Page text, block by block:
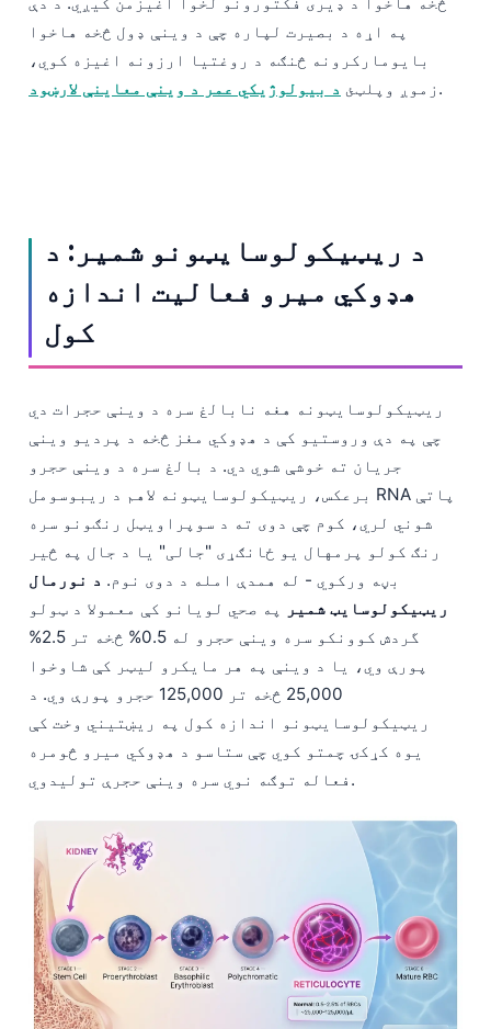
په اړه د بصیرت لپاره چې د وینې ډول څخه هاخوا
بایومارکرونه څنګه د روغتیا ارزونه اغیزه کوي،
زموږ وپلټئ د بیولوژیکي عمر د وینې معاینې لارښود .
د ریټیکولوسایټونو شمیر: د
هډوکي میرو فعالیت اندازه
کول
ریټیکولوسایټونه هغه نابالغ سره د وینې حجرات دي
چې په دې وروستیو کې د هډوکي مغز څخه د پردیو وینې
جریان ته خوشې شوي دي. د بالغ سره د وینې حجرو
برعکس، ریټیکولوسایټونه لاهم د ریبوسومل RNA پاتې
شوني لري، کوم چې دوی ته د سوپراویټل رنګونو سره
رنګ کولو پرمهال یو ځانګړی "جالی" یا د جال په څیر
بڼه ورکوي - له همدې امله د دوی نوم. د نورمال
ریټیکولوسایټ شمیر
په صحي لویانو کې معمولا د ټولو
گردش کوونکو سره وینې حجرو له 0.5% څخه تر 2.5%
پورې وي، یا د وینې په هر مایکرو لیټر کې شاوخوا
25,000 څخه تر 125,000 حجرو پورې وي. د
ریټیکولوسایټونو اندازه کول په ریښتیني وخت کې
یوه کړکۍ چمتو کوي چې ستاسو د هډوکي میرو څومره
فعاله توګه نوي سره وینې حجرې تولیدوي.